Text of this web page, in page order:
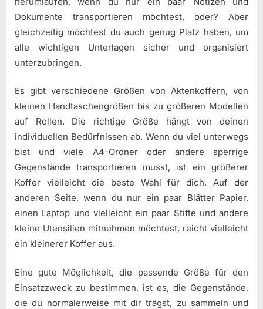
Dokumente transportieren möchtest, oder? Aber
gleichzeitig möchtest du auch genug Platz haben, um
alle wichtigen Unterlagen sicher und organisiert
unterzubringen.
Es gibt verschiedene Größen von Aktenkoffern, von
kleinen Handtaschengrößen bis zu größeren Modellen
auf Rollen. Die richtige Größe hängt von deinen
individuellen Bedürfnissen ab. Wenn du viel unterwegs
bist und viele A4-Ordner oder andere sperrige
Gegenstände transportieren musst, ist ein größerer
Koffer vielleicht die beste Wahl für dich. Auf der
anderen Seite, wenn du nur ein paar Blätter Papier,
einen Laptop und vielleicht ein paar Stifte und andere
kleine Utensilien mitnehmen möchtest, reicht vielleicht
ein kleinerer Koffer aus.
Eine gute Möglichkeit, die passende Größe für den
Einsatzzweck zu bestimmen, ist es, die Gegenstände,
die du normalerweise mit dir trägst, zu sammeln und